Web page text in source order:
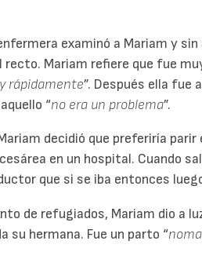
examinó a Mariam y sin
Mariam refiere que fue
rápidamente”. Después ella fue
“no era un problema”.
decidió que preferiría parir
en un hospital. Cuando
que si se iba entonces
de refugiados, Mariam dio a
su hermana. Fue un parto “noma